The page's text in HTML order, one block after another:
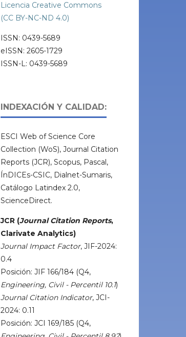
Licencia Creative Commons
(CC BY-NC-ND 4.0)
ISSN: 0439-5689
eISSN: 2605-1729
ISSN-L: 0439-5689
INDEXACIÓN Y CALIDAD:
ESCI Web of Science Core
Collection (WoS), Journal Citation
Reports (JCR), Scopus, Pascal,
ÍnDICEs-CSIC, Dialnet-Sumaris,
Catálogo Latindex 2.0,
ScienceDirect.
JCR (Journal Citation Reports,
Clarivate Analytics)
Journal Impact Factor, JIF-2024:
0.4
Posición: JIF 166/184 (Q4,
Engineering, Civil - Percentil 10.1)
Journal Citation Indicator, JCI-
2024: 0.11
Posición: JCI 169/185 (Q4,